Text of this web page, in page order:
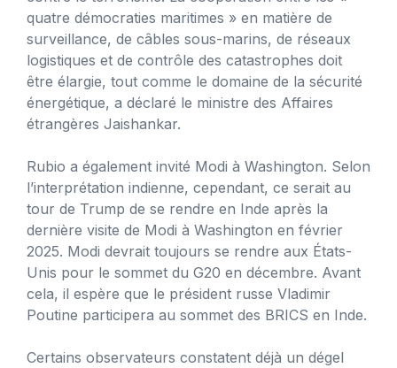
quatre démocraties maritimes » en matière de
surveillance, de câbles sous-marins, de réseaux
logistiques et de contrôle des catastrophes doit
être élargie, tout comme le domaine de la sécurité
énergétique, a déclaré le ministre des Affaires
étrangères Jaishankar.
Rubio a également invité Modi à Washington. Selon
l’interprétation indienne, cependant, ce serait au
tour de Trump de se rendre en Inde après la
dernière visite de Modi à Washington en février
2025. Modi devrait toujours se rendre aux États-
Unis pour le sommet du G20 en décembre. Avant
cela, il espère que le président russe Vladimir
Poutine participera au sommet des BRICS en Inde.
Certains observateurs constatent déjà un dégel